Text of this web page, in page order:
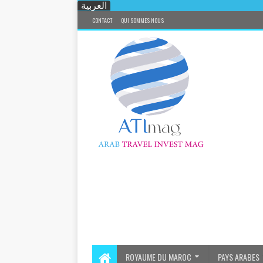
العربية
CONTACT QUI SOMMES NOUS
ROYAUME DU MAROC PAYS ARABES